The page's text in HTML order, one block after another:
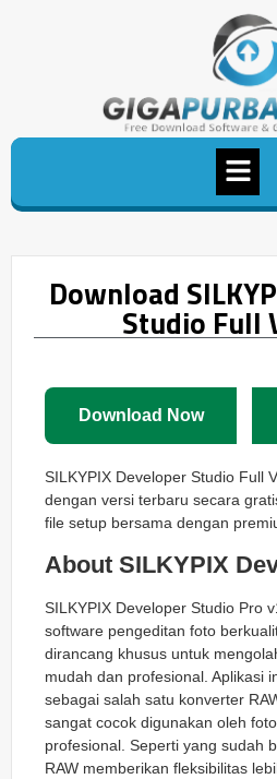
Download
Studio Full
Download Now
SILKYPIX Developer Studio Full
dengan versi terbaru secara
file setup bersama dengan
About SILKYPIX
SILKYPIX Developer Studio Pro
software pengeditan foto
dirancang khusus untuk
mudah dan profesional. Aplikasi
sebagai salah satu konverter
sangat cocok digunakan oleh
profesional. Seperti yang sudah
RAW memberikan fleksibilitas